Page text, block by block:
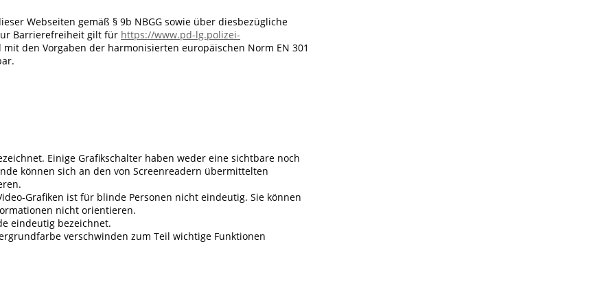
Webseiten gemäß § 9b NBGG sowie über diesbezügliche
Barrierefreiheit gilt für https://www.pd-lg.polizei-
mit den Vorgaben der harmonisierten europäischen Norm EN 301
Einige Grafikschalter haben weder eine sichtbare noch
können sich an den von Screenreadern übermittelten
Grafiken ist für blinde Personen nicht eindeutig. Sie können
nicht orientieren.
eindeutig bezeichnet.
verschwinden zum Teil wichtige Funktionen